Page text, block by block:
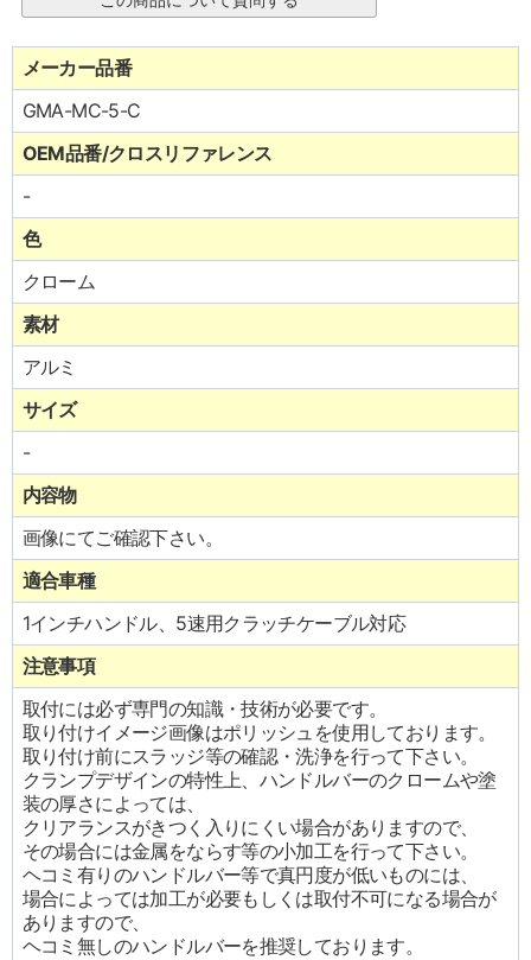
メーカー品番
GMA-MC-5-C
OEM品番/クロスリファレンス
-
色
クローム
素材
アルミ
サイズ
-
内容物
画像にてご確認下さい。
適合車種
1インチハンドル、5速用クラッチケーブル対応
注意事項
取付には必ず専門の知識・技術が必要です。
取り付けイメージ画像はポリッシュを使用しております。
取り付け前にスラッジ等の確認・洗浄を行って下さい。
クランプデザインの特性上、ハンドルバーのクロームや塗
装の厚さによっては、
クリアランスがきつく入りにくい場合がありますので、
その場合には金属をならす等の小加工を行って下さい。
ヘコミ有りのハンドルバー等で真円度が低いものには、
場合によっては加工が必要もしくは取付不可になる場合が
ありますので、
ヘコミ無しのハンドルバーを推奨しております。